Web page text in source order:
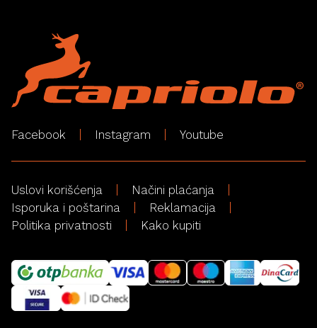
Facebook Instagram Youtube
Uslovi korišćenja
Načini plaćanja
Isporuka i poštarina
Reklamacija
Politika privatnosti
Kako kupiti